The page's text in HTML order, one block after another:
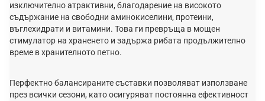
изключително атрактивни, благодарение на високото
съдържание на свободни аминокиселини, протеини,
въглехидрати и витамини. Това ги превръща в мощен
стимулатор на храненето и задържа рибата продължително
време в хранителното петно.
Перфектно балансираните съставки позволяват използване
през всички сезони, като осигуряват постоянна ефективност